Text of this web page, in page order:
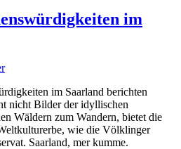
im
im Saarland berichten
nicht Bilder der idyllischen
Wäldern zum Wandern, bietet die
wie die Völklinger
Saarland, mer kumme.